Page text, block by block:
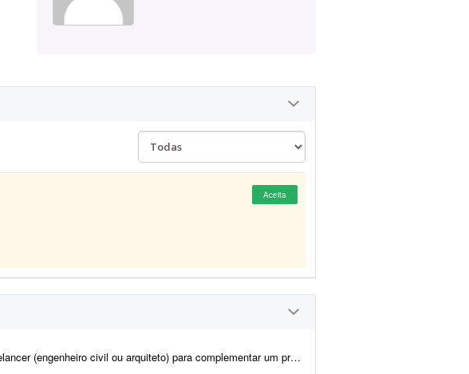
Aceita
arquiteto) para complementar um projeto executivo de residência unifamiliar com telhado de quatro águas. Já tenho pronto e fornece...